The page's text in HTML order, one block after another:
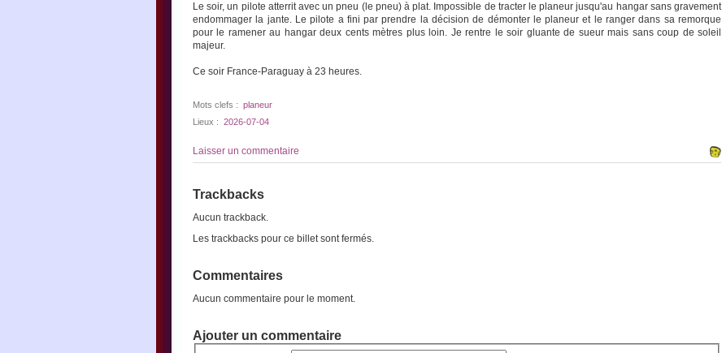
Le soir, un pilote atterrit avec un pneu (le pneu) à plat. Impossible de tracter le planeur jusqu'au hangar sans gravement
endommager la jante. Le pilote a fini par prendre la décision de démonter le planeur et le ranger dans sa remorque
pour le ramener au hangar deux cents mètres plus loin. Je rentre le soir gluante de sueur mais sans coup de soleil
majeur.
Ce soir France-Paraguay à 23 heures.
Mots clefs : planeur
Lieux : 2026-07-04
Laisser un commentaire
Trackbacks
Aucun trackback.
Les trackbacks pour ce billet sont fermés.
Commentaires
Aucun commentaire pour le moment.
Ajouter un commentaire